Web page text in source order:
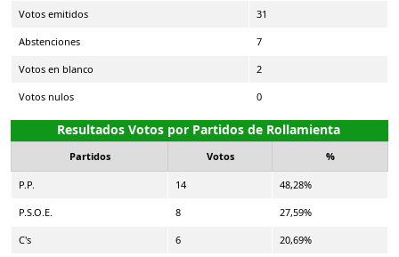
Votos emitidos 31
Abstenciones 7
Votos en blanco 2
Votos nulos 0
Resultados Votos por Partidos de Rollamienta
Partidos Votos %
P.P. 14 48,28%
P.S.O.E. 8 27,59%
C's 6 20,69%